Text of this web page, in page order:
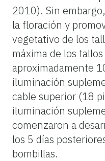
2010). Sin
la floración y
vegetativo de los
máxima de los
aproximadamente
iluminación
cable superior (18
iluminación
comenzaron a
los 5 días
bombillas.